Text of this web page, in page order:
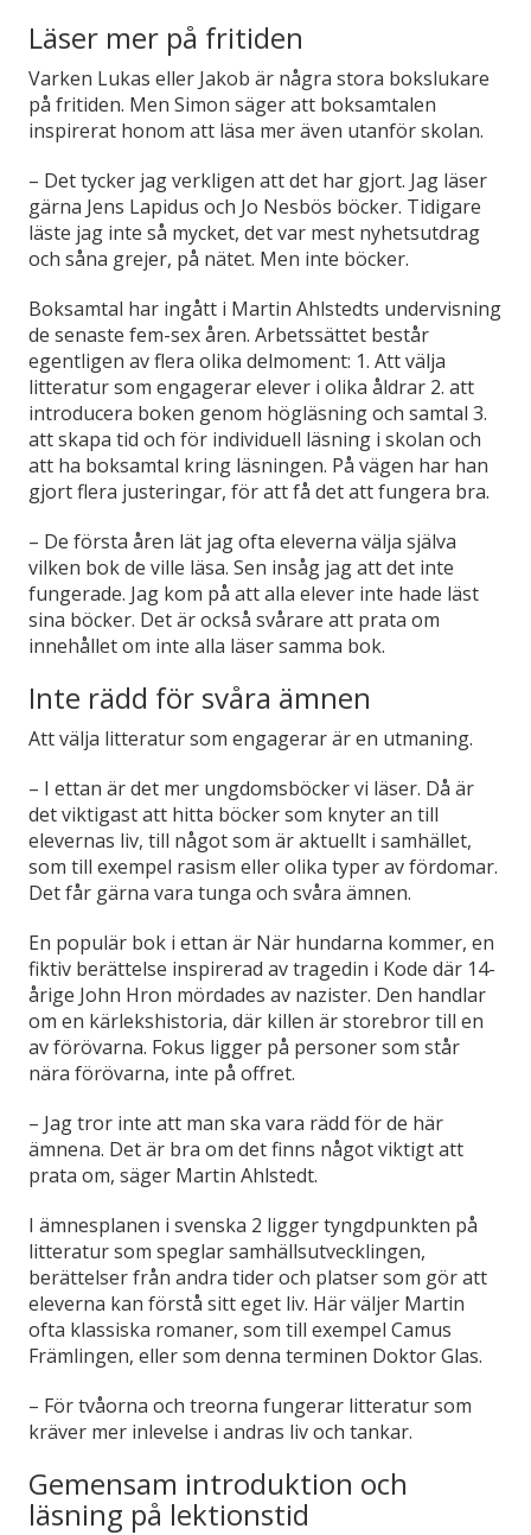
Läser mer på fritiden
Varken Lukas eller Jakob är några stora bokslukare
på fritiden. Men Simon säger att boksamtalen
inspirerat honom att läsa mer även utanför skolan.
– Det tycker jag verkligen att det har gjort. Jag läser
gärna Jens Lapidus och Jo Nesbös böcker. Tidigare
läste jag inte så mycket, det var mest nyhetsutdrag
och såna grejer, på nätet. Men inte böcker.
Boksamtal har ingått i Martin Ahlstedts undervisning
de senaste fem-sex åren. Arbetssättet består
egentligen av flera olika delmoment: 1. Att välja
litteratur som engagerar elever i olika åldrar 2. att
introducera boken genom högläsning och samtal 3.
att skapa tid och för individuell läsning i skolan och
att ha boksamtal kring läsningen. På vägen har han
gjort flera justeringar, för att få det att fungera bra.
– De första åren lät jag ofta eleverna välja själva
vilken bok de ville läsa. Sen insåg jag att det inte
fungerade. Jag kom på att alla elever inte hade läst
sina böcker. Det är också svårare att prata om
innehållet om inte alla läser samma bok.
Inte rädd för svåra ämnen
Att välja litteratur som engagerar är en utmaning.
– I ettan är det mer ungdomsböcker vi läser. Då är
det viktigast att hitta böcker som knyter an till
elevernas liv, till något som är aktuellt i samhället,
som till exempel rasism eller olika typer av fördomar.
Det får gärna vara tunga och svåra ämnen.
En populär bok i ettan är När hundarna kommer, en
fiktiv berättelse inspirerad av tragedin i Kode där 14-
årige John Hron mördades av nazister. Den handlar
om en kärlekshistoria, där killen är storebror till en
av förövarna. Fokus ligger på personer som står
nära förövarna, inte på offret.
– Jag tror inte att man ska vara rädd för de här
ämnena. Det är bra om det finns något viktigt att
prata om, säger Martin Ahlstedt.
I ämnesplanen i svenska 2 ligger tyngdpunkten på
litteratur som speglar samhällsutvecklingen,
berättelser från andra tider och platser som gör att
eleverna kan förstå sitt eget liv. Här väljer Martin
ofta klassiska romaner, som till exempel Camus
Främlingen, eller som denna terminen Doktor Glas.
– För tvåorna och treorna fungerar litteratur som
kräver mer inlevelse i andras liv och tankar.
Gemensam introduktion och
läsning på lektionstid